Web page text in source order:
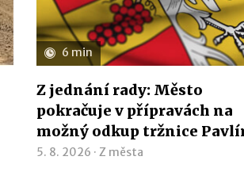
6 min
Z jednání rady: Město
pokračuje v přípravách na
možný odkup tržnice
5. 8. 2026 ·Z města